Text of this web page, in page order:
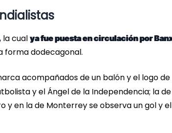
, la cual ya fue puesta en circulación por
forma dodecagonal.
acompañados de un balón y el logo de
y el Ángel de la Independencia; la de
y en la de Monterrey se observa un gol y el